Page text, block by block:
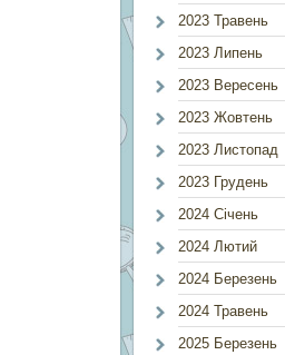
2023 Травень
2023 Липень
2023 Вересень
2023 Жовтень
2023 Листопад
2023 Грудень
2024 Січень
2024 Лютий
2024 Березень
2024 Травень
2025 Березень